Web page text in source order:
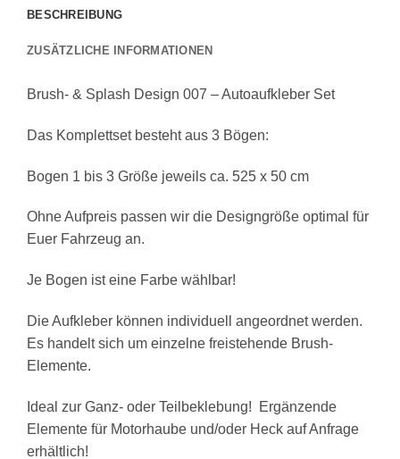
BESCHREIBUNG
ZUSÄTZLICHE INFORMATIONEN
Brush- & Splash Design 007 – Autoaufkleber Set
Das Komplettset besteht aus 3 Bögen:
Bogen 1 bis 3 Größe jeweils ca. 525 x 50 cm
Ohne Aufpreis passen wir die Designgröße optimal für
Euer Fahrzeug an.
Je Bogen ist eine Farbe wählbar!
Die Aufkleber können individuell angeordnet werden.
Es handelt sich um einzelne freistehende Brush-
Elemente.
Ideal zur Ganz- oder Teilbeklebung! Ergänzende
Elemente für Motorhaube und/oder Heck auf Anfrage
erhältlich!